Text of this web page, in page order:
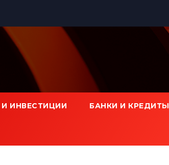
И ИНВЕСТИЦИИ БАНКИ И КРЕДИТЫ